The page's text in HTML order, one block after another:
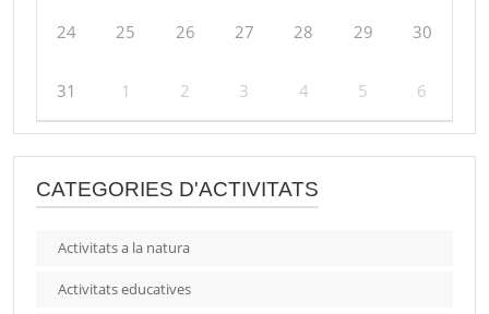
24 25 26 27 28 29 30
31 1 2 3 4 5 6
CATEGORIES D'ACTIVITATS
Activitats a la natura
Activitats educatives